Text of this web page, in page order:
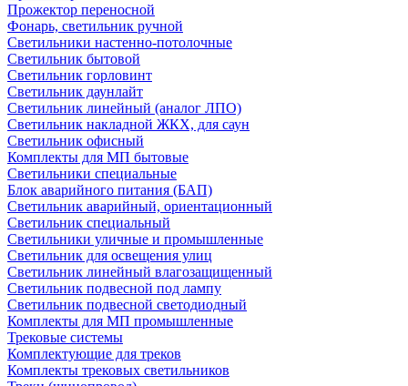
Прожектор переносной
Фонарь, светильник ручной
Светильники настенно-потолочные
Светильник бытовой
Светильник горловинт
Светильник даунлайт
Светильник линейный (аналог ЛПО)
Светильник накладной ЖКХ, для саун
Светильник офисный
Комплекты для МП бытовые
Светильники специальные
Блок аварийного питания (БАП)
Светильник аварийный, ориентационный
Светильник специальный
Светильники уличные и промышленные
Светильник для освещения улиц
Светильник линейный влагозащищенный
Светильник подвесной под лампу
Светильник подвесной светодиодный
Комплекты для МП промышленные
Трековые системы
Комплектующие для треков
Комплекты трековых светильников